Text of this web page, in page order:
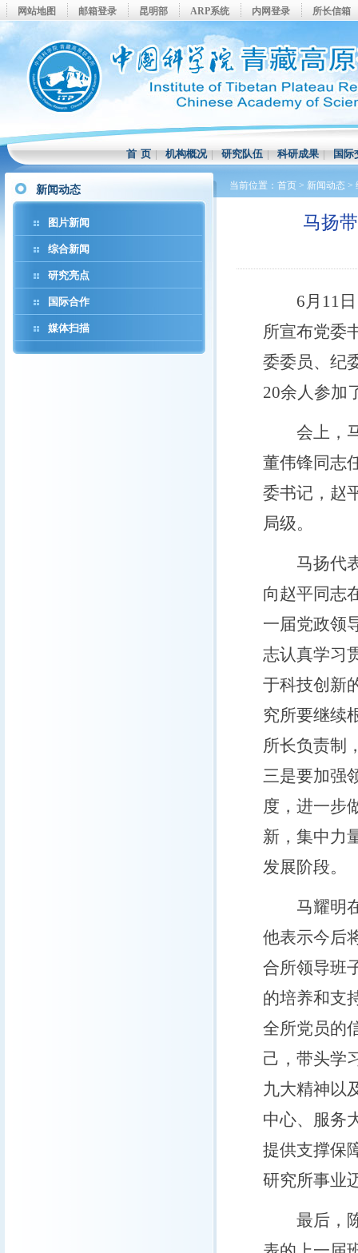
网站地图 邮箱登录 昆明部 ARP系统 内网登录 所长信箱
首 页|机构概况|研究队伍|科研成果|国际
新闻动态
图片新闻
综合新闻
研究亮点
国际合作
媒体扫描
当前位置： 首页 > 新闻动态 >
马扬
6月11日
所宣布党委
委委员、纪
20余人参加
会上，马
董伟锋同志
委书记，赵
局级。
马扬代表
向赵平同志
一届党政领
志认真学习
于科技创新
究所要继续
所长负责制
三是要加强
度，进一步
新，集中力
发展阶段。
马耀明在
他表示今后
合所领导班
的培养和支
全所党员的
己，带头学
九大精神以
中心、服务
提供支撑保
研究所事业
最后，陈